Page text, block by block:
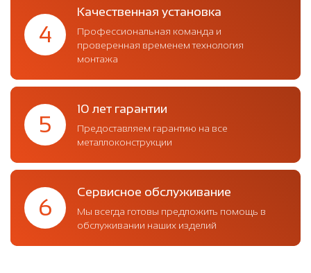
4
Качественная установка
Профессиональная команда и
проверенная временем технология
монтажа
5
10 лет гарантии
Предоставляем гарантию на все
металлоконструкции
6
Сервисное обслуживание
Мы всегда готовы предложить помощь в
обслуживании наших изделий